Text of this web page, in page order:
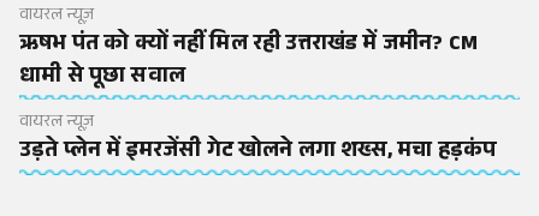
वायरल न्यूज़
ऋषभ पंत को क्यों नहीं मिल रही उत्तराखंड में जमीन? CM
धामी से पूछा सवाल
वायरल न्यूज़
उड़ते प्लेन में इमरजेंसी गेट खोलने लगा शख्स, मचा हड़कंप